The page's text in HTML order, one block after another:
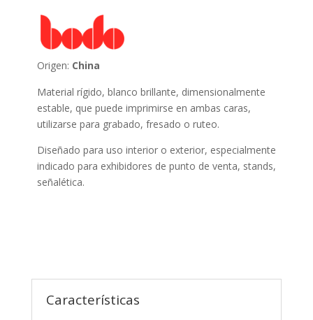
Origen: China
Material rígido, blanco brillante, dimensionalmente
estable, que puede imprimirse en ambas caras,
utilizarse para grabado, fresado o ruteo.
Diseñado para uso interior o exterior, especialmente
indicado para exhibidores de punto de venta, stands,
señalética.
Características